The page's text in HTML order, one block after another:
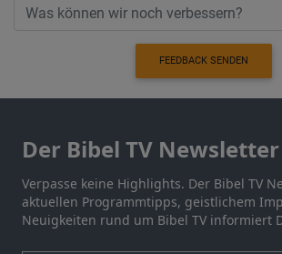
FEEDBACK SENDEN
Der Bibel TV Newsletter
Verpasse keine Highlights. Der Bibel TV
aktuellen Programmtipps, geistlichem
Neuigkeiten rund um Bibel TV informiert